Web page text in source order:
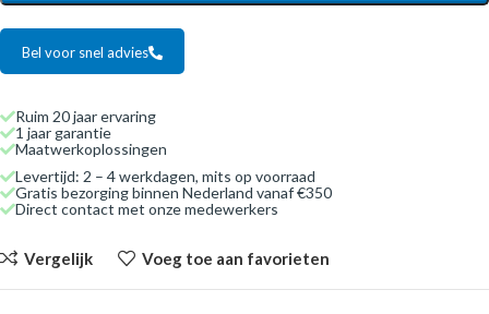
Bel voor snel advies
Ruim 20 jaar ervaring
1 jaar garantie
Maatwerkoplossingen
Levertijd: 2 – 4 werkdagen, mits op voorraad
Gratis bezorging binnen Nederland vanaf €350
Direct contact met onze medewerkers
Vergelijk Voeg toe aan favorieten